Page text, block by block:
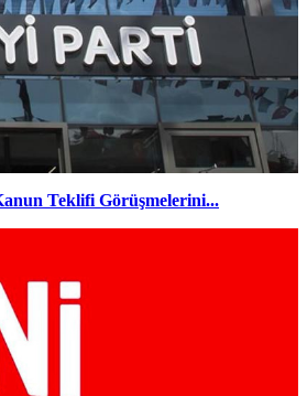
Teklifi Görüşmelerini...